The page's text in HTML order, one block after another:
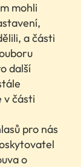
mohli
a části
další
v části
pro nás
o